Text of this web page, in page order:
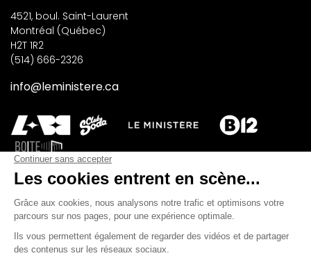
4521, boul. Saint-Laurent
Montréal (Québec)
H2T 1R2
(514) 666-2326
info@leministere.ca
INSCRIVEZ-VOUS À NOTRE INFOLETTRE